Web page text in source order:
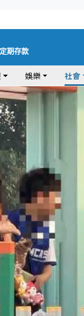
定期存款
娛樂 社會